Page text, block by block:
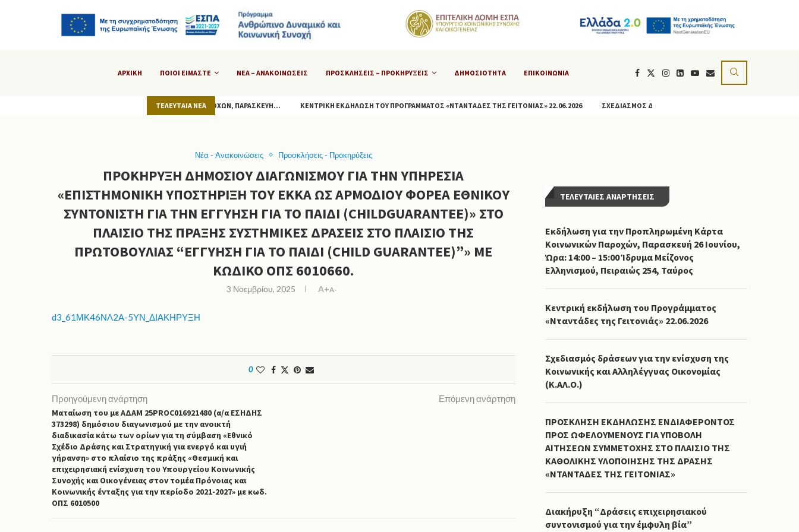
ΑΡΧΙΚΉ ΠΟΙΟΙ ΕΙΜΑΣΤΕ ΝΈΑ – ΑΝΑΚΟΙΝΏΣΕΙΣ ΠΡΟΣΚΛΉΣΕΙΣ – ΠΡΟΚΗΡΎΞΕΙΣ ΔΗΜΟΣΊΟΤΗΤΑ ΕΠΙΚΟΙΝΩΝΊΑ
ΤΕΛΕΥΤΑΊΑ ΝΈΑ
ΓΙΑ ΤΗΝ ΠΡΟΠΛΗΡΩΜΈΝΗ ΚΆΡΤΑ ΚΟΙΝΩΝΙΚΏΝ ΠΑΡΟΧΏΝ, ΠΑΡΑΣΚΕΥΉ... ΚΕΝΤΡΙΚΉ ΕΚΔΉΛΩΣΗ ΤΟΥ ΠΡΟΓΡΆΜΜΑΤΟΣ «ΝΤΑΝΤΆΔΕΣ ΤΗΣ ΓΕΙΤΟΝΙΆΣ» 22.06.2026 ΣΧΕΔΙΑΣΜΌΣ ΔΡΆΣΕΩΝ ΓΙΑ ΤΗΝ ΕΝΊΣΧΥΣΗ ΤΗΣ ΚΟΙΝΩΝΙΚΉΣ
Νέα - Ανακοινώσεις Προσκλήσεις - Προκηρύξεις
ΠΡΟΚΉΡΥΞΗ ΔΗΜΌΣΙΟΥ ΔΙΑΓΩΝΙΣΜΟΎ ΓΙΑ ΤΗΝ ΥΠΗΡΕΣΊΑ
«ΕΠΙΣΤΗΜΟΝΙΚΉ ΥΠΟΣΤΉΡΙΞΗ ΤΟΥ ΕΚΚΑ ΩΣ ΑΡΜΌΔΙΟΥ ΦΟΡΈΑ ΕΘΝΙΚΟΎ
ΣΥΝΤΟΝΙΣΤΉ ΓΙΑ ΤΗΝ ΕΓΓΎΗΣΗ ΓΙΑ ΤΟ ΠΑΙΔΊ (CHILDGUARANTEE)» ΣΤΟ
ΠΛΑΊΣΙΟ ΤΗΣ ΠΡΆΞΗΣ ΣΥΣΤΗΜΙΚΈΣ ΔΡΆΣΕΙΣ ΣΤΟ ΠΛΑΊΣΙΟ ΤΗΣ
ΠΡΩΤΟΒΟΥΛΊΑΣ “ΕΓΓΎΗΣΗ ΓΙΑ ΤΟ ΠΑΙΔΊ (CHILD GUARANTEE)”» ΜΕ
ΚΩΔΙΚΌ ΟΠΣ 6010660.
3 Νοεμβρίου, 2025 A+A-
d3_61ΜΚ46ΝΛ2Α-5ΥΝ_ΔΙΑΚΗΡΥΞΗ
0
Προηγούμενη ανάρτηση
Ματαίωση του με ΑΔΑΜ 25PROC016921480 (α/α ΕΣΗΔΗΣ
373298) δημόσιου διαγωνισμού με την ανοικτή
διαδικασία κάτω των ορίων για τη σύμβαση «Εθνικό
Σχέδιο Δράσης και Στρατηγική για ενεργό και υγιή
γήρανση» στο πλαίσιο της πράξης «Θεσμική και
επιχειρησιακή ενίσχυση του Υπουργείου Κοινωνικής
Συνοχής και Οικογένειας στον τομέα Πρόνοιας και
Κοινωνικής ένταξης για την περίοδο 2021-2027» με κωδ.
ΟΠΣ 6010500
Επόμενη ανάρτηση
ΤΕΛΕΥΤΑΙΕΣ ΑΝΑΡΤΗΣΕΙΣ
Εκδήλωση για την Προπληρωμένη Κάρτα
Κοινωνικών Παροχών, Παρασκευή 26 Ιουνίου,
Ώρα: 14:00 – 15:00 Ίδρυμα Μείζονος
Ελληνισμού, Πειραιώς 254, Ταύρος
Κεντρική εκδήλωση του Προγράμματος
«Νταντάδες της Γειτονιάς» 22.06.2026
Σχεδιασμός δράσεων για την ενίσχυση της
Κοινωνικής και Αλληλέγγυας Οικονομίας
(Κ.ΑΛ.Ο.)
ΠΡΟΣΚΛΗΣΗ ΕΚΔΗΛΩΣΗΣ ΕΝΔΙΑΦΕΡΟΝΤΟΣ
ΠΡΟΣ ΩΦΕΛΟΥΜΕΝΟΥΣ ΓΙΑ ΥΠΟΒΟΛΗ
ΑΙΤΗΣΕΩΝ ΣΥΜΜΕΤΟΧΗΣ ΣΤΟ ΠΛΑΙΣΙΟ ΤΗΣ
ΚΑΘΟΛΙΚΗΣ ΥΛΟΠΟΙΗΣΗΣ ΤΗΣ ΔΡΑΣΗΣ
«ΝΤΑΝΤΑΔΕΣ ΤΗΣ ΓΕΙΤΟΝΙΑΣ»
Διακήρυξη “Δράσεις επιχειρησιακού
συντονισμού για την έμφυλη βία”